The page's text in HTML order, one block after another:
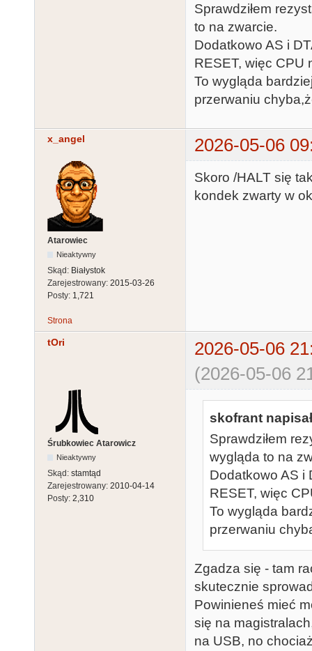
Sprawdziłem
to na zwarcie.
Dodatkowo AS i
RESET, więc CPU
To wygląda
przerwaniu
x_angel 2026-05-06
Atarowiec
Nieaktywny
Skąd: Białystok
Zarejestrowany: 2015-03-26
Posty: 1,721
Skoro /HALT się
kondek zwarty w
Strona
tOri
2026-05-06
(2026-05-06
Śrubkowiec Atarowicz
Nieaktywny
Skąd: stamtąd
Zarejestrowany: 2010-04-14
Posty: 2,310
skofrant
Sprawdziłem
wygląda to na
Dodatkowo AS i
RESET, więc
To wygląda
przerwaniu
Zgadza się - tam
skutecznie
Powinieneś mieć
się na
na USB, no